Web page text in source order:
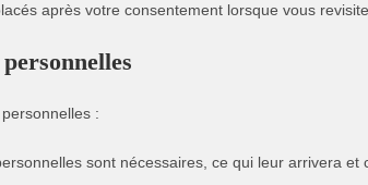
après votre consentement lorsque vous
:
sont nécessaires, ce qui leur arrivera et